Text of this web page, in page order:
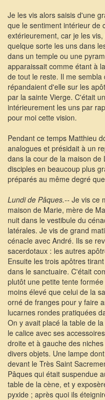
Je les vis alors saisis d'une
que le sentiment intérieur de
extérieurement, car je les
quelque sorte les uns dans
dans un temple ou une
apparaissait comme étant à
de tout le reste. Il me
répandaient d'elle sur les
par la sainte Vierge. C'était
intérieurement les uns par
pour moi cette vision.
Pendant ce temps Matthieu
analogues et présidait à un
dans la cour de la maison
disciples en beaucoup plus
préparés au même degré
Lundi de Pâques.-- Je vis ce
maison de Marie, mère de
nuit dans le vestibule du
latérales. Je vis de grand
cénacle avec André. Ils se
sacerdotaux : les autres
Ensuite les trois apôtres
dans le sanctuaire. C'était
plutôt une petite tente
moins élevé que celui de la
orné de franges pour y faire
lucarnes rondes pratiquées
On y avait placé la table de
le calice avec ses
droite et à gauche des
divers objets. Une lampe
devant le Très Saint
Pâques qui était suspendue
table de la cène, et y
pyxide ; après quoi ils